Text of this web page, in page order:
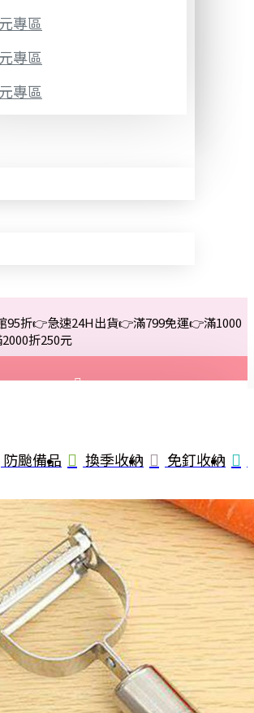
專區
專區
專區
95折👉急速24H出貨👉滿799免運👉滿1000
折250元
註冊
詢問
防颱備品 換季收納 免釘收納